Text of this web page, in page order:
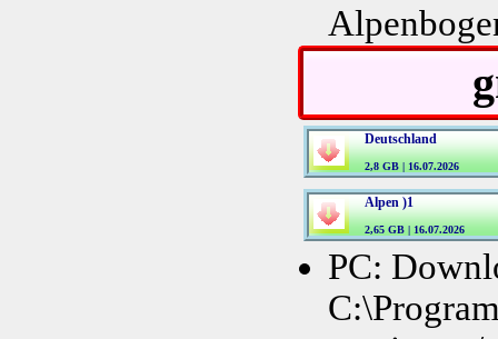
Deutschland
2,8 GB | 16.07.2026
Alpen )1
2,65 GB | 16.07.2026
PC: